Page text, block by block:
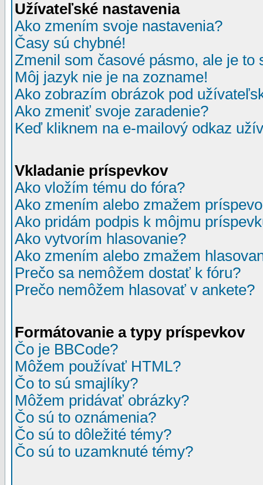
Užívateľské nastavenia
Ako zmením svoje nastavenia?
Časy sú chybné!
Zmenil som časové pásmo, ale je to
Môj jazyk nie je na zozname!
Ako zobrazím obrázok pod
Ako zmeniť svoje zaradenie?
Keď kliknem na e-mailový odkaz
Vkladanie príspevkov
Ako vložím tému do fóra?
Ako zmením alebo zmažem
Ako pridám podpis k môjmu
Ako vytvorím hlasovanie?
Ako zmením alebo zmažem
Prečo sa nemôžem dostať k fóru?
Prečo nemôžem hlasovať v ankete?
Formátovanie a typy príspevkov
Čo je BBCode?
Môžem používať HTML?
Čo to sú smajlíky?
Môžem pridávať obrázky?
Čo sú to oznámenia?
Čo sú to dôležité témy?
Čo sú to uzamknuté témy?